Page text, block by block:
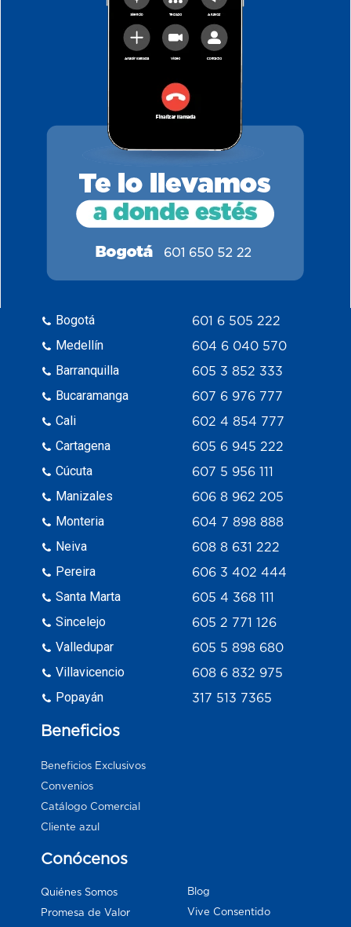
Bogotá
Medellín
Barranquilla
Bucaramanga
Cali
Cartagena
Cúcuta
Manizales
Monteria
Neiva
Pereira
Santa Marta
Sincelejo
Valledupar
Villavicencio
Popayán
601 6 505 222
604 6 040 570
605 3 852 333
607 6 976 777
602 4 854 777
605 6 945 222
607 5 956 111
606 8 962 205
604 7 898 888
608 8 631 222
606 3 402 444
605 4 368 111
605 2 771 126
605 5 898 680
608 6 832 975
317 513 7365
Beneficios
Beneficios Exclusivos
Convenios
Catálogo Comercial
Cliente azul
Conócenos
Quiénes Somos
Promesa de Valor
Blog
Vive Consentido